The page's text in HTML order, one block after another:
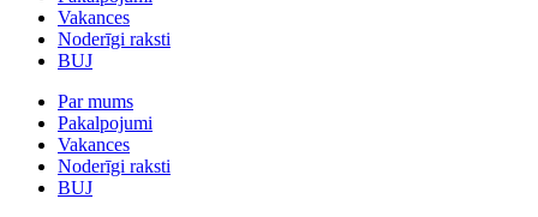
Vakances
Noderīgi raksti
BUJ
Par mums
Pakalpojumi
Vakances
Noderīgi raksti
BUJ